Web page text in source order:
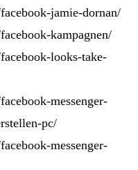
jamie-dornan/
kampagnen/
looks-take-
messenger-
pc/
messenger-